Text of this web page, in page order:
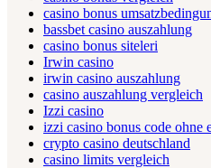
casino bonus
bassbet casino auszahlung
casino bonus siteleri
Irwin casino
irwin casino auszahlung
casino auszahlung vergleich
Izzi casino
izzi casino bonus code ohne
crypto casino deutschland
casino limits vergleich